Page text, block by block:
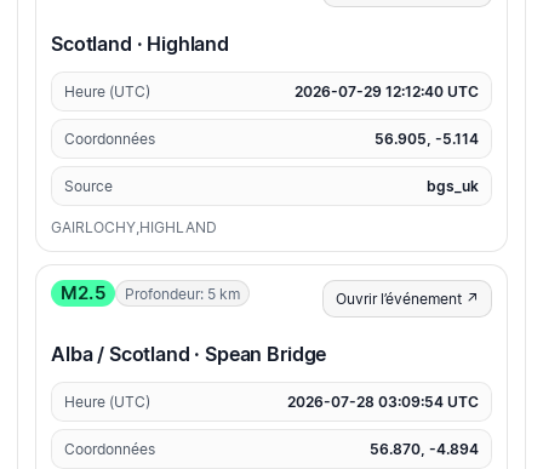
Scotland · Highland
Heure (UTC) 2026-07-29 12:12:40 UTC
Coordonnées 56.905, -5.114
Source bgs_uk
GAIRLOCHY,HIGHLAND
M2.5 Profondeur: 5 km Ouvrir l’événement ↗
Alba / Scotland · Spean Bridge
Heure (UTC) 2026-07-28 03:09:54 UTC
Coordonnées 56.870, -4.894